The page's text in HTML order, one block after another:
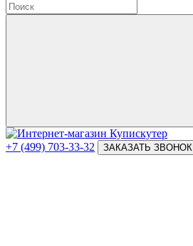
+7 (499) 703-33-32 ЗАКАЗАТЬ ЗВОНОК